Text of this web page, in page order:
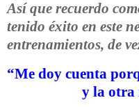
Así que recuerdo
tenido éxito en este
entrenamientos, de
“Me doy cuenta
y la otra